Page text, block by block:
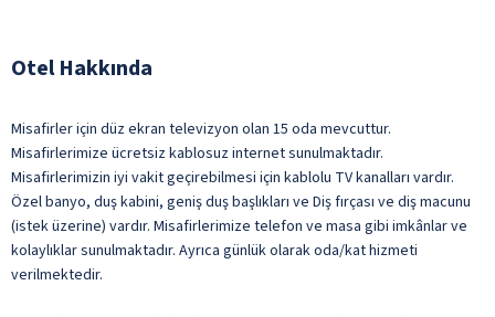
Otel Hakkında
Misafirler için düz ekran televizyon olan 15 oda mevcuttur.
Misafirlerimize ücretsiz kablosuz internet sunulmaktadır.
Misafirlerimizin iyi vakit geçirebilmesi için kablolu TV kanalları vardır.
Özel banyo, duş kabini, geniş duş başlıkları ve Diş fırçası ve diş macunu
(istek üzerine) vardır. Misafirlerimize telefon ve masa gibi imkânlar ve
kolaylıklar sunulmaktadır. Ayrıca günlük olarak oda/kat hizmeti
verilmektedir.